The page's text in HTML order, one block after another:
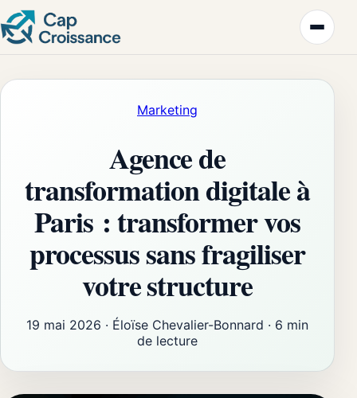
Marketing
Agence de
transformation digitale à
Paris : transformer vos
processus sans fragiliser
votre structure
19 mai 2026 · Éloïse Chevalier-Bonnard · 6 min
de lecture